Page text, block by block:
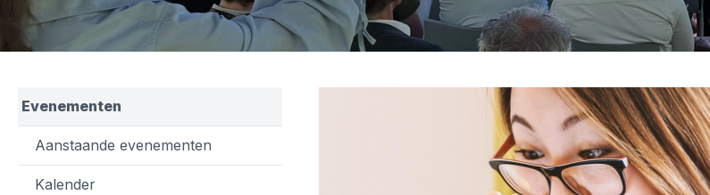
Evenementen
Aanstaande evenementen
Kalender